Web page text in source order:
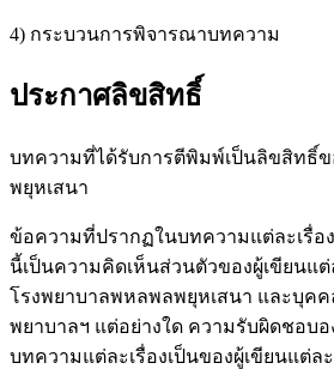
4) กระบวนการพิจารณาบทความ
ประกาศลิขสิทธิ์
บทความที่ได้รับการตีพิมพ์เป็นลิขสิทธิ์
พยุหเสนา
ข้อความที่ปรากฏในบทความแต่ละเรื่อ
นี้เป็นความคิดเห็นส่วนตัวของผู้เขียนแ
โรงพยาบาลพหลพลพยุหเสนา และบุค
พยาบาลฯ แต่อย่างใด ความรับผิดชอบ
บทความแต่ละเรื่องเป็นของผู้เขียนแต่